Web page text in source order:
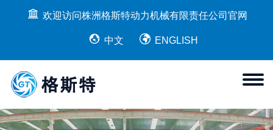
欢迎访问株洲格斯特动力机械有限责任公司官网
中文 ENGLISH